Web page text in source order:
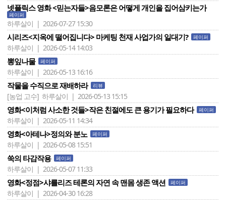
넷플릭스 영화 <믿는자들>음모론은 어떻게 개인을 집어삼키는가
페이퍼
하루살이 | 2026-07-27 15:30
시리즈<지옥에 떨어집니다> 마케팅 천재 사업가의 일대기? 페이퍼
하루살이 | 2026-05-14 14:03
뽕잎나물 페이퍼
하루살이 | 2026-05-13 16:16
작물을 수직으로 재배하라 리뷰
[농업 고수] 하루살이 | 2026-05-13 15:15
영화<이처럼 사소한 것들>작은 친절에도 큰 용기가 필요하다 페이퍼
하루살이 | 2026-05-11 14:34
영화<아테나>정의와 분노 페이퍼
하루살이 | 2026-05-08 15:51
쑥의 타감작용 페이퍼
하루살이 | 2026-05-07 11:33
영화<정점>샤를리즈 테론의 자연 속 맨몸 생존 액션 페이퍼
하루살이 | 2026-04-30 16:28